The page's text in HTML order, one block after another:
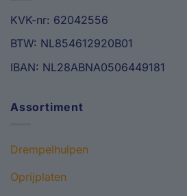
KVK-nr: 62042556
BTW: NL854612920B01
IBAN: NL28ABNA0506449181
Assortiment
Drempelhulpen
Oprijplaten